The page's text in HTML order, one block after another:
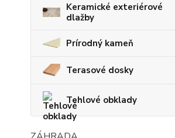
Keramické exteriérové
dlažby
Prírodný kameň
Terasové dosky
Tehlové obklady